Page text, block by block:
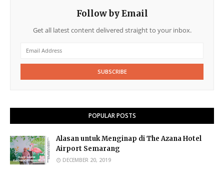
Follow by Email
Get all latest content delivered straight to your inbox.
POPULAR POSTS
Alasan untuk Menginap di The Azana Hotel
Airport Semarang
DECEMBER 20, 2019